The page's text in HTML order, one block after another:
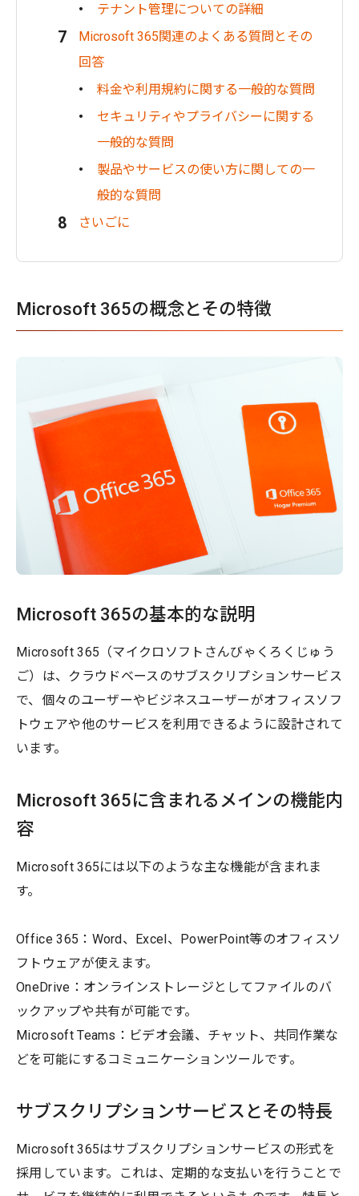
テナント管理についての詳細
Microsoft 365関連のよくある質問とその
回答
料金や利用規約に関する一般的な質問
セキュリティやプライバシーに関する
一般的な質問
製品やサービスの使い方に関しての一
般的な質問
さいごに
Microsoft 365の概念とその特徴
Microsoft 365の基本的な説明
Microsoft 365（マイクロソフトさんびゃくろくじゅう
ご）は、クラウドベースのサブスクリプションサービス
で、個々のユーザーやビジネスユーザーがオフィスソフ
トウェアや他のサービスを利用できるように設計されて
います。
Microsoft 365に含まれるメインの機能内
容
Microsoft 365には以下のような主な機能が含まれま
す。
Office 365：Word、Excel、PowerPoint等のオフィスソ
フトウェアが使えます。
OneDrive：オンラインストレージとしてファイルのバ
ックアップや共有が可能です。
Microsoft Teams：ビデオ会議、チャット、共同作業な
どを可能にするコミュニケーションツールです。
サブスクリプションサービスとその特長
Microsoft 365はサブスクリプションサービスの形式を
採用しています。これは、定期的な支払いを行うことで